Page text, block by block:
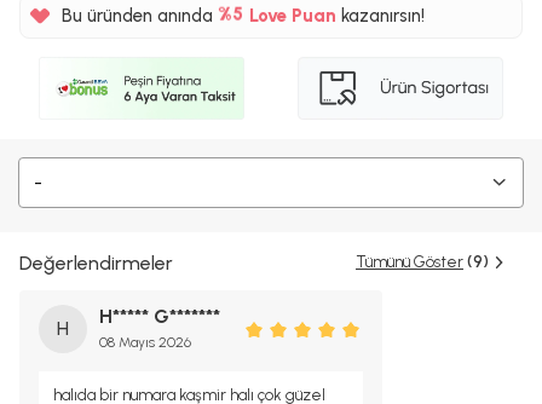
Bu üründen anında 82TLLove Puankazanırsın!
-
Değerlendirmeler Tümünü Göster (9)
H
H***** G*******
08 Mayıs 2026
halıda bir numara kaşmir halı çok güzel